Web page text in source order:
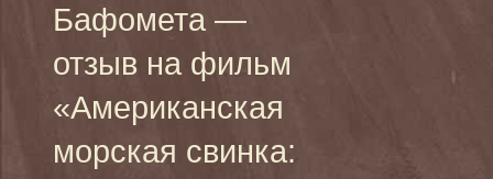
Бафомета —
отзыв на фильм
«Американская
морская свинка: